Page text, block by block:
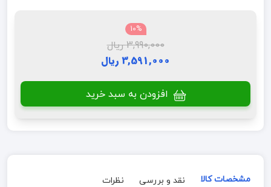
10%
3,990,000 ریال
3,591,000 ریال
افزودن به سبد خرید
مشخصات کالا نقد و بررسی نظرات